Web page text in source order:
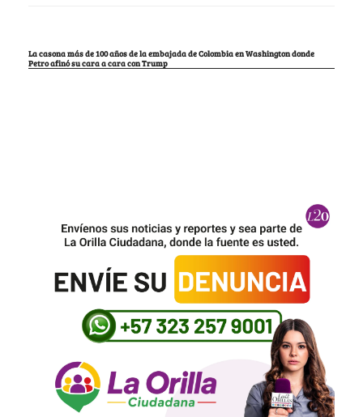
La casona más de 100 años de la embajada de Colombia en Washington donde
Petro afinó su cara a cara con Trump